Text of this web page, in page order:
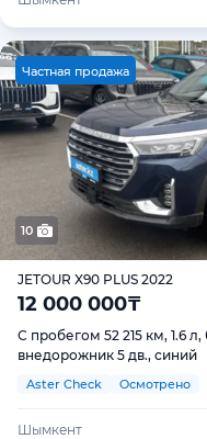
Частная продажа
10
JETOUR X90 PLUS 2022
12 000 000₸
С пробегом 52 215 км, 1.6
внедорожник 5 дв., синий
Aster Check Осмотрено
Шымкент